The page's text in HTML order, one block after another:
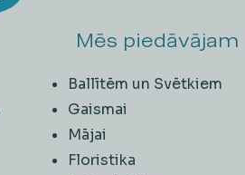
Mēs piedāvājam
Ballītēm un Svētkiem
Gaismai
Mājai
Floristika